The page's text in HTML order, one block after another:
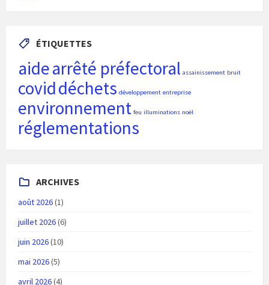
ÉTIQUETTES
aidearrêté préfectoral assainissement bruit
coviddéchets développement entreprise
environnement feu illuminations noël
réglementations
ARCHIVES
août 2026(1)
juillet 2026(6)
juin 2026(10)
mai 2026(5)
avril 2026(4)